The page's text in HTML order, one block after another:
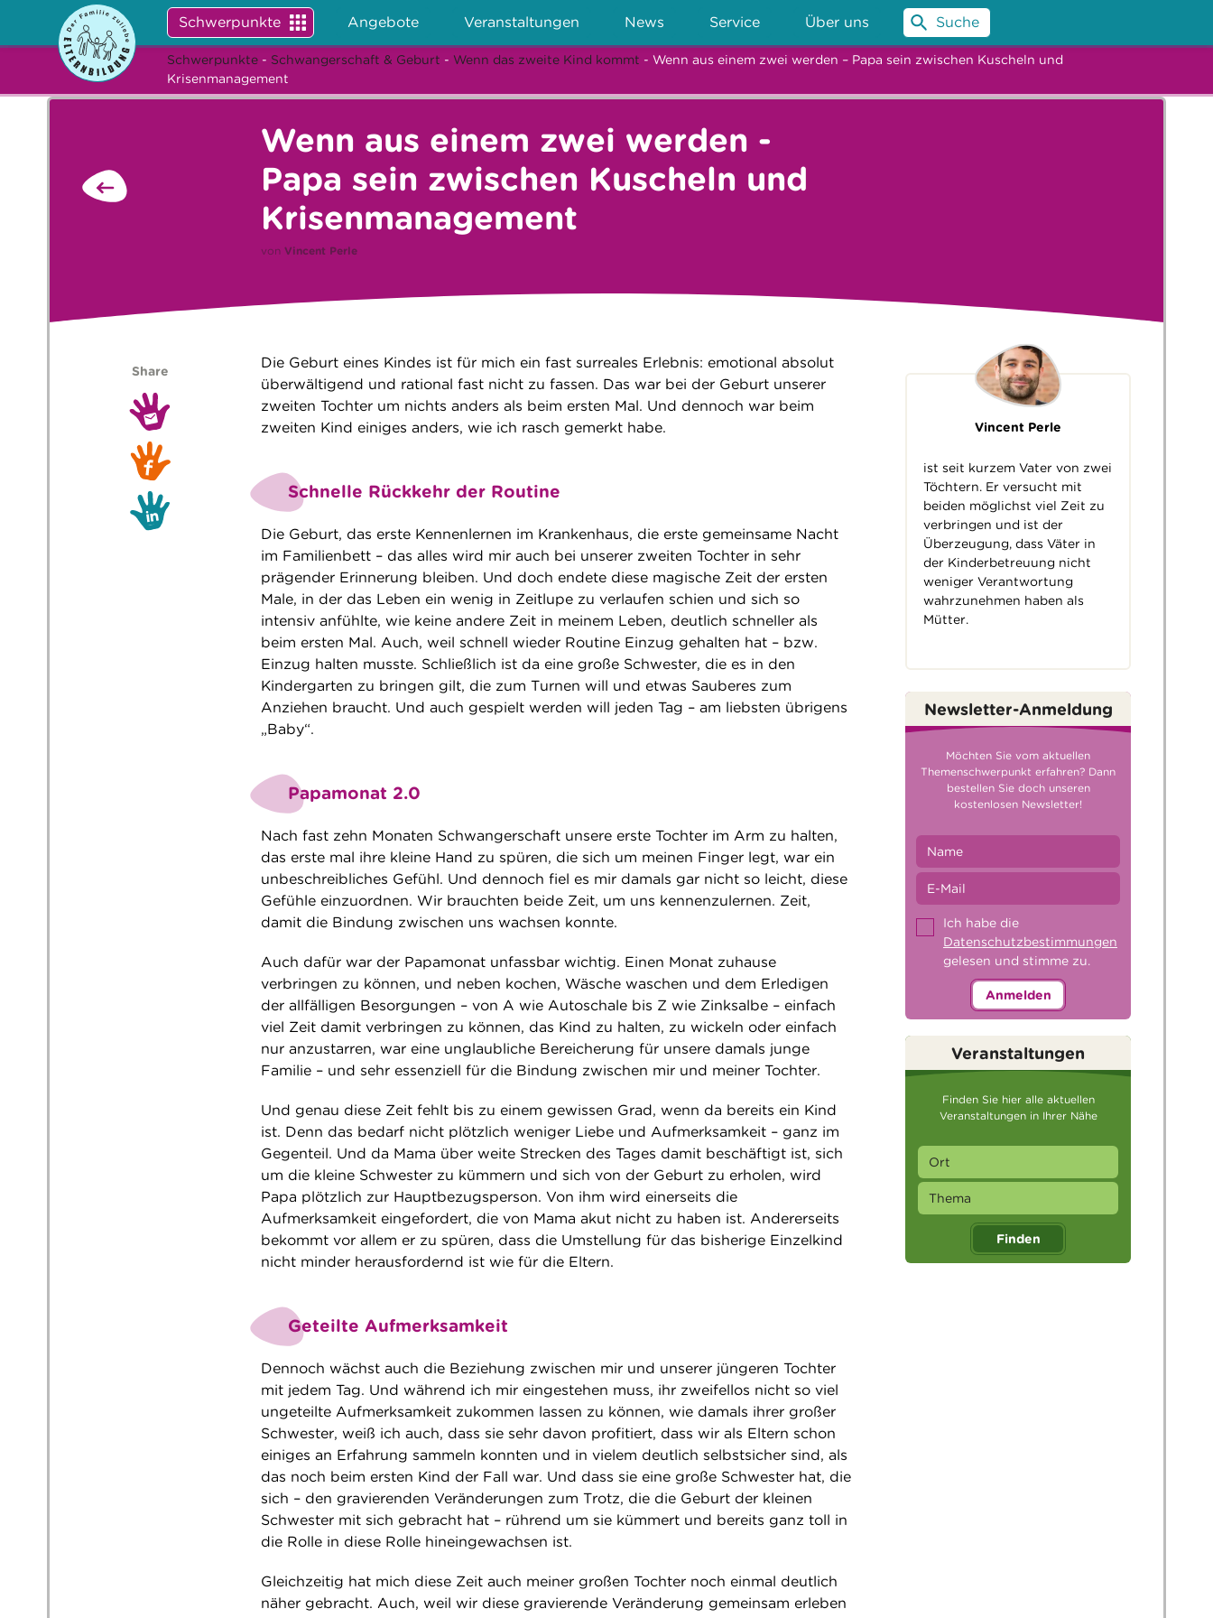
Schwerpunkte Angebote Veranstaltungen News Service Über uns Suche
Schwerpunkte - Schwangerschaft & Geburt - Wenn das zweite Kind kommt - Wenn aus einem zwei werden – Papa sein zwischen Kuscheln und
Krisenmanagement
Wenn aus einem zwei werden -
Papa sein zwischen Kuscheln und
Krisenmanagement
von Vincent Perle
Die Geburt eines Kindes ist für mich ein fast surreales Erlebnis: emotional absolut
überwältigend und rational fast nicht zu fassen. Das war bei der Geburt unserer
zweiten Tochter um nichts anders als beim ersten Mal. Und dennoch war beim
zweiten Kind einiges anders, wie ich rasch gemerkt habe.
Schnelle Rückkehr der Routine
Die Geburt, das erste Kennenlernen im Krankenhaus, die erste gemeinsame Nacht
im Familienbett – das alles wird mir auch bei unserer zweiten Tochter in sehr
prägender Erinnerung bleiben. Und doch endete diese magische Zeit der ersten
Male, in der das Leben ein wenig in Zeitlupe zu verlaufen schien und sich so
intensiv anfühlte, wie keine andere Zeit in meinem Leben, deutlich schneller als
beim ersten Mal. Auch, weil schnell wieder Routine Einzug gehalten hat – bzw.
Einzug halten musste. Schließlich ist da eine große Schwester, die es in den
Kindergarten zu bringen gilt, die zum Turnen will und etwas Sauberes zum
Anziehen braucht. Und auch gespielt werden will jeden Tag – am liebsten übrigens
„Baby“.
Papamonat 2.0
Nach fast zehn Monaten Schwangerschaft unsere erste Tochter im Arm zu halten,
das erste mal ihre kleine Hand zu spüren, die sich um meinen Finger legt, war ein
unbeschreibliches Gefühl. Und dennoch fiel es mir damals gar nicht so leicht, diese
Gefühle einzuordnen. Wir brauchten beide Zeit, um uns kennenzulernen. Zeit,
damit die Bindung zwischen uns wachsen konnte.
Auch dafür war der Papamonat unfassbar wichtig. Einen Monat zuhause
verbringen zu können, und neben kochen, Wäsche waschen und dem Erledigen
der allfälligen Besorgungen – von A wie Autoschale bis Z wie Zinksalbe – einfach
viel Zeit damit verbringen zu können, das Kind zu halten, zu wickeln oder einfach
nur anzustarren, war eine unglaubliche Bereicherung für unsere damals junge
Familie – und sehr essenziell für die Bindung zwischen mir und meiner Tochter.
Und genau diese Zeit fehlt bis zu einem gewissen Grad, wenn da bereits ein Kind
ist. Denn das bedarf nicht plötzlich weniger Liebe und Aufmerksamkeit – ganz im
Gegenteil. Und da Mama über weite Strecken des Tages damit beschäftigt ist, sich
um die kleine Schwester zu kümmern und sich von der Geburt zu erholen, wird
Papa plötzlich zur Hauptbezugsperson. Von ihm wird einerseits die
Aufmerksamkeit eingefordert, die von Mama akut nicht zu haben ist. Andererseits
bekommt vor allem er zu spüren, dass die Umstellung für das bisherige Einzelkind
nicht minder herausfordernd ist wie für die Eltern.
Geteilte Aufmerksamkeit
Dennoch wächst auch die Beziehung zwischen mir und unserer jüngeren Tochter
mit jedem Tag. Und während ich mir eingestehen muss, ihr zweifellos nicht so viel
ungeteilte Aufmerksamkeit zukommen lassen zu können, wie damals ihrer großer
Schwester, weiß ich auch, dass sie sehr davon profitiert, dass wir als Eltern schon
einiges an Erfahrung sammeln konnten und in vielem deutlich selbstsicher sind, als
das noch beim ersten Kind der Fall war. Und dass sie eine große Schwester hat, die
sich – den gravierenden Veränderungen zum Trotz, die die Geburt der kleinen
Schwester mit sich gebracht hat – rührend um sie kümmert und bereits ganz toll in
die Rolle in diese Rolle hineingewachsen ist.
Gleichzeitig hat mich diese Zeit auch meiner großen Tochter noch einmal deutlich
näher gebracht. Auch, weil wir diese gravierende Veränderung gemeinsam erleben
Share
Vincent Perle
ist seit kurzem Vater von zwei
Töchtern. Er versucht mit
beiden möglichst viel Zeit zu
verbringen und ist der
Überzeugung, dass Väter in
der Kinderbetreuung nicht
weniger Verantwortung
wahrzunehmen haben als
Mütter.
Newsletter-Anmeldung
Möchten Sie vom aktuellen
Themenschwerpunkt erfahren? Dann
bestellen Sie doch unseren
kostenlosen Newsletter!
Ich habe die
Datenschutzbestimmungen
gelesen und stimme zu.
Anmelden
Veranstaltungen
Finden Sie hier alle aktuellen
Veranstaltungen in Ihrer Nähe
Finden